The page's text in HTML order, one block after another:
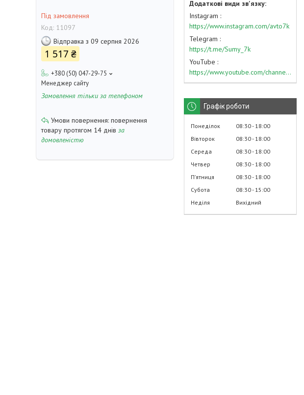
Під замовлення
Код: 11097
Відправка з 09 серпня 2026
1 517 ₴
+380 (50) 047-29-75
Менеджер сайту
Замовлення тільки за телефоном
повернення
товару протягом 14 днів за
домовленістю
Instagram
https://www.instagram.com/avto7k
Telegram
https://t.me/Sumy_7k
YouTube
https://www.youtube.com/channel/UC574nvqqf5H_LzT4Va_GpQg?view_as=subscriber
Графік роботи
Понеділок 08:30 18:00
Вівторок
08:30 18:00
Середа
08:30 18:00
Четвер
08:30 18:00
Пʼятниця
08:30 18:00
Субота
08:30 15:00
Неділя
Вихідний